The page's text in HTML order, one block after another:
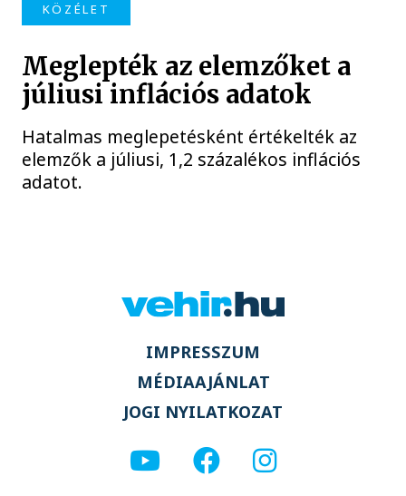
KÖZÉLET
Meglepték az elemzőket a
júliusi inflációs adatok
Hatalmas meglepetésként értékelték az
elemzők a júliusi, 1,2 százalékos inflációs
adatot.
IMPRESSZUM
MÉDIAAJÁNLAT
JOGI NYILATKOZAT